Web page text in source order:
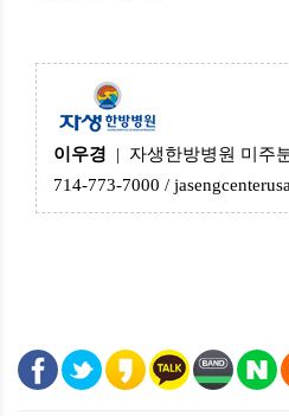
이우경 | 자생한방병원 미
714-773-7000 /